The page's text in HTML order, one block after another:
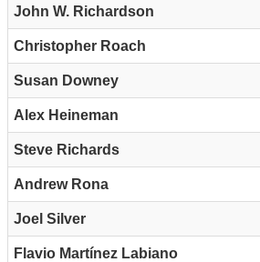
John W. Richardson
Christopher Roach
Susan Downey
Alex Heineman
Steve Richards
Andrew Rona
Joel Silver
Flavio Martínez Labiano